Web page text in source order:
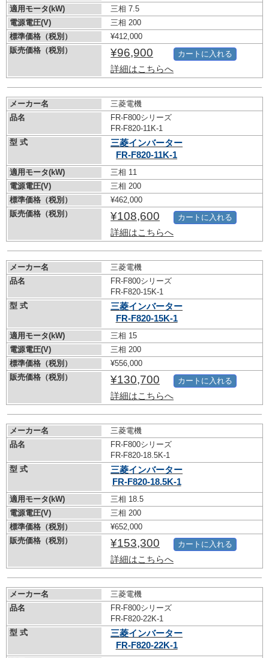
適用モータ(kW)
三相 7.5
電源電圧(V)
三相 200
標準価格（税別）
¥412,000
販売価格（税別）
¥96,900
詳細はこちらへ
カートに入れる
メーカー名
三菱電機
品名
FR-F800シリーズ
FR-F820-11K-1
型 式
三菱インバーター
FR-F820-11K-1
適用モータ(kW)
三相 11
電源電圧(V)
三相 200
標準価格（税別）
¥462,000
販売価格（税別）
¥108,600
詳細はこちらへ
カートに入れる
メーカー名
三菱電機
品名
FR-F800シリーズ
FR-F820-15K-1
型 式
三菱インバーター
FR-F820-15K-1
適用モータ(kW)
三相 15
電源電圧(V)
三相 200
標準価格（税別）
¥556,000
販売価格（税別）
¥130,700
詳細はこちらへ
カートに入れる
メーカー名
三菱電機
品名
FR-F800シリーズ
FR-F820-18.5K-1
型 式
三菱インバーター
FR-F820-18.5K-1
適用モータ(kW)
三相 18.5
電源電圧(V)
三相 200
標準価格（税別）
¥652,000
販売価格（税別）
¥153,300
詳細はこちらへ
カートに入れる
メーカー名
三菱電機
品名
FR-F800シリーズ
FR-F820-22K-1
型 式
三菱インバーター
FR-F820-22K-1